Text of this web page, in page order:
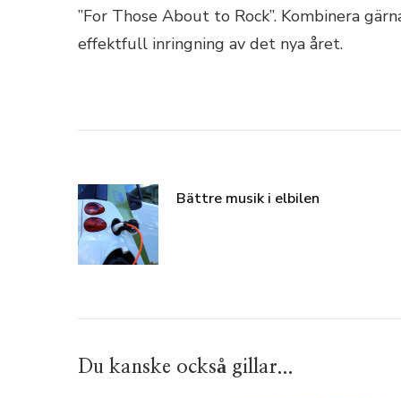
”For Those About to Rock”. Kombinera
effektfull inringning av det nya året.
Bättre musik i elbilen
Du kanske också gillar...